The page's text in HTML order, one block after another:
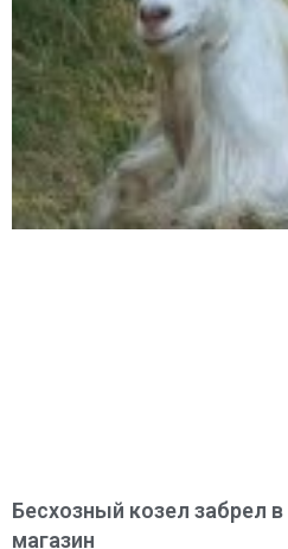
Бесхозный козел забрел
магазин